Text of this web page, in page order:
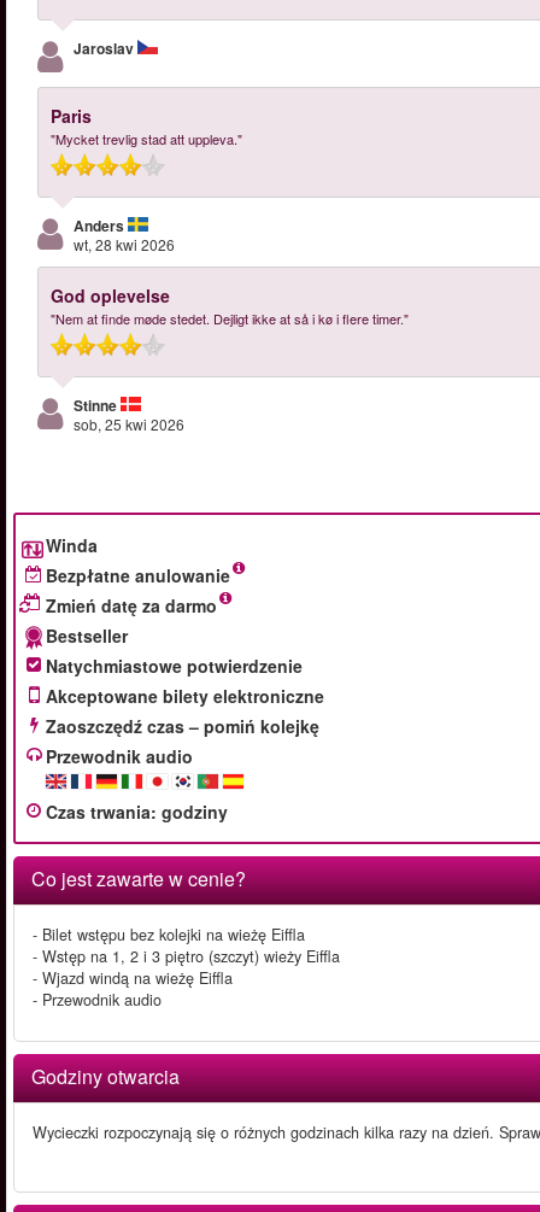
Jaroslav
Paris
"Mycket trevlig stad att uppleva."
Anders
wt, 28 kwi 2026
God oplevelse
"Nem at finde møde stedet. Dejligt ikke at så i kø i flere timer."
Stinne
sob, 25 kwi 2026
Winda
Bezpłatne anulowanie
Zmień datę za darmo
Bestseller
Natychmiastowe potwierdzenie
Akceptowane bilety elektroniczne
Zaoszczędź czas – pomiń kolejkę
Przewodnik audio
Czas trwania: godziny
Co jest zawarte w cenie?
- Bilet wstępu bez kolejki na wieżę Eiffla
- Wstęp na 1, 2 i 3 piętro (szczyt) wieży Eiffla
- Wjazd windą na wieżę Eiffla
- Przewodnik audio
Godziny otwarcia
Wycieczki rozpoczynają się o różnych godzinach kilka razy na dzień.